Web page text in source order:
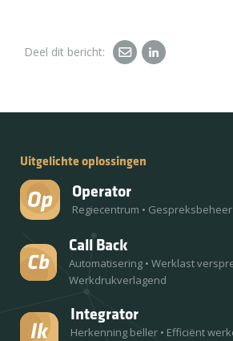
Deel dit bericht:
Uitgelichte oplossingen
Operator
Regiecentrum • Gespreksbeheer
Call Back
Automatisering • Werklast
Werkdrukverlagend
Integrator
Herkenning beller • Efficiënt